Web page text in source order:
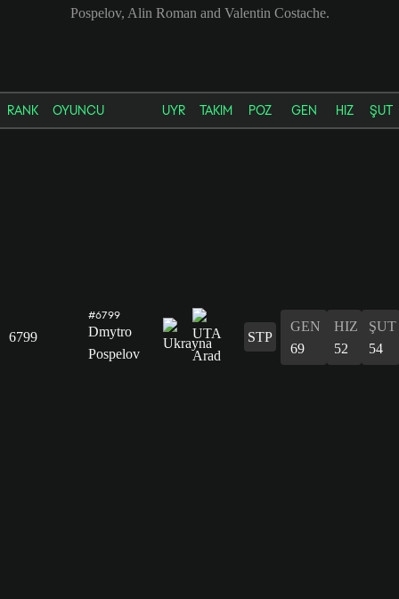
Pospelov, Alin Roman and Valentin Costache.
RANK OYUNCU UYR TAKIM POZ GEN HIZ ŞUT
6799
#6799
Dmytro
Pospelov
STP
GEN
69
HIZ
52
ŞUT
54